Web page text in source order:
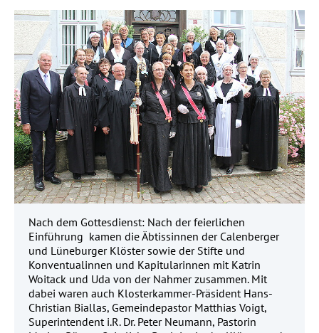
Nach dem Gottesdienst: Nach der feierlichen
Einführung kamen die Äbtissinnen der Calenberger
und Lüneburger Klöster sowie der Stifte und
Konventualinnen und Kapitularinnen mit Katrin
Woitack und Uda von der Nahmer zusammen. Mit
dabei waren auch Klosterkammer-Präsident Hans-
Christian Biallas, Gemeindepastor Matthias Voigt,
Superintendent i.R. Dr. Peter Neumann, Pastorin